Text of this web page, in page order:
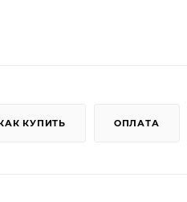
КУПИТЬ ОПЛАТА